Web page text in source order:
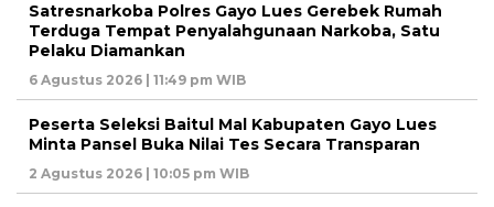
Satresnarkoba Polres Gayo Lues Gerebek Rumah
Terduga Tempat Penyalahgunaan Narkoba, Satu
Pelaku Diamankan
6 Agustus 2026 | 11:49 pm WIB
Peserta Seleksi Baitul Mal Kabupaten Gayo Lues
Minta Pansel Buka Nilai Tes Secara Transparan
2 Agustus 2026 | 10:05 pm WIB